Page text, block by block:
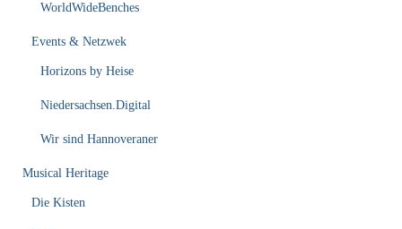
WorldWideBenches
Events & Netzwek
Horizons by Heise
Niedersachsen.Digital
Wir sind Hannoveraner
Musical Heritage
Die Kisten